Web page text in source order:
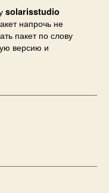
solarisstudio
напрочь не
пакет по слову
версию и